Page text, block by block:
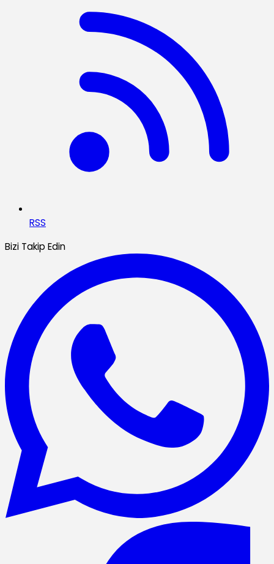
RSS
Bizi Takip Edin